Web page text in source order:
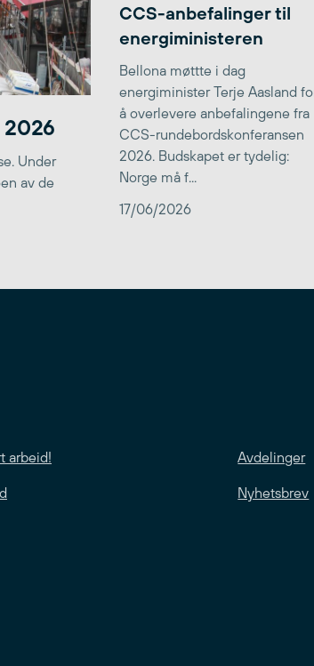
Under
av de
CCS-anbefalinger til
energiministeren
Bellona møttte i dag
energiminister Terje Aasland
å overlevere anbefalingene fra
CCS-rundebordskonferansen
2026. Budskapet er tydelig:
Norge må f...
17/06/2026
arbeid! Avdelinger
Nyhetsbrev